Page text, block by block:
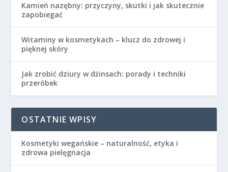
Kamień nazębny: przyczyny, skutki i jak skutecznie
zapobiegać
Witaminy w kosmetykach – klucz do zdrowej i
pięknej skóry
Jak zrobić dziury w dżinsach: porady i techniki
przeróbek
OSTATNIE WPISY
Kosmetyki wegańskie – naturalność, etyka i
zdrowa pielęgnacja